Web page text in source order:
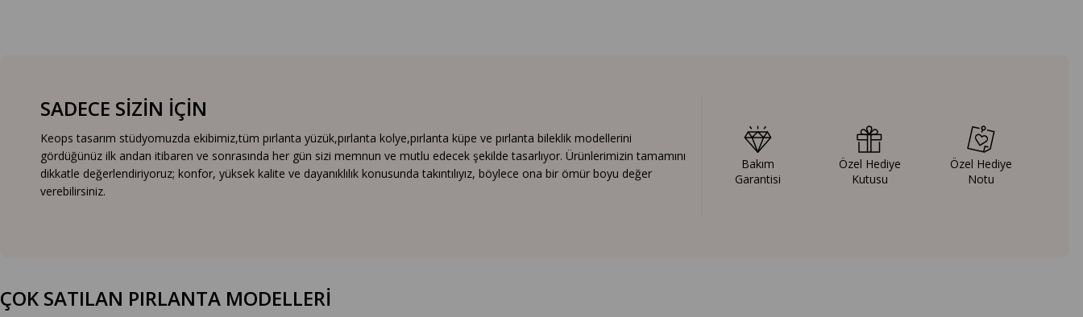
SADECE SİZİN İÇİN
Keops tasarım stüdyomuzda ekibimiz,tüm pırlanta yüzük,pırlanta kolye,pırlanta küpe ve pırlanta bileklik modellerini
gördüğünüz ilk andan itibaren ve sonrasında her gün sizi memnun ve mutlu edecek şekilde tasarlıyor. Ürünlerimizin tamamını
dikkatle değerlendiriyoruz; konfor, yüksek kalite ve dayanıklılık konusunda takıntılıyız, böylece ona bir ömür boyu değer
verebilirsiniz.
Bakım
Garantisi
Özel Hediye
Kutusu
Özel Hediye
Notu
ÇOK SATILAN PIRLANTA MODELLERİ